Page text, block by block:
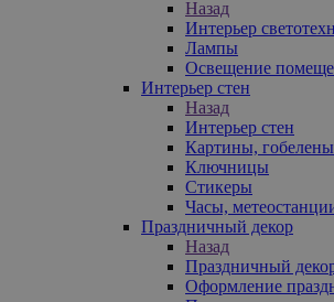
Назад
Интерьер
Лампы
Освещение
Интерьер стен
Назад
Интерьер стен
Картины, гобелены
Ключницы
Стикеры
Часы,
Праздничный декор
Назад
Праздничный
Оформление